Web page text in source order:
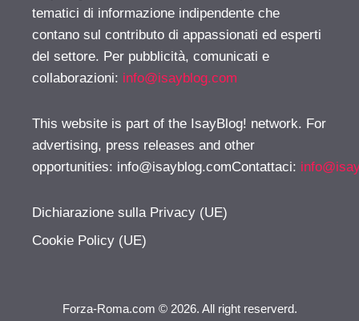
tematici di informazione indipendente che
contano sul contributo di appassionati ed esperti
del settore. Per pubblicità, comunicati e
collaborazioni: info@isayblog.com
This website is part of the IsayBlog! network. For
advertising, press releases and other
opportunities: info@isayblog.comContattaci:
Dichiarazione sulla Privacy (UE)
Cookie Policy (UE)
Forza-Roma.com © 2026. All right reserverd.